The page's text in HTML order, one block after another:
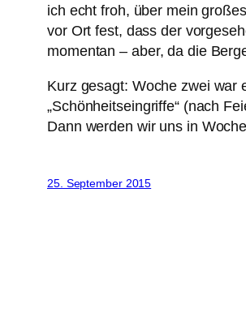
ich echt froh, über mein
vor Ort fest, dass der
momentan – aber, da die
Kurz gesagt: Woche zwei war
„Schönheitseingriffe“ (nach
Dann werden wir uns in
25. September 2015